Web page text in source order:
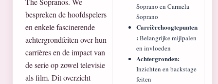
bespreken de hoofdspelers
en enkele fascinerende
achtergrondfeiten over hun
carrières en de impact van
de serie op zowel televisie
als film. Dit overzicht
Soprano en Carmela
Soprano
Carrièrehoogtepunten
: Belangrijke mijlpalen
en invloeden
Achtergronden:
Inzichten en backstage
feiten